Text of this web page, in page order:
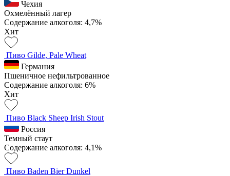
Чехия
Охмелённый лагер
Содержание алкоголя: 4,7%
Хит
Пиво Gilde, Pale Wheat
Германия
Пшеничное нефильтрованное
Содержание алкоголя: 6%
Хит
Пиво Black Sheep Irish Stout
Россия
Темный стаут
Содержание алкоголя: 4,1%
Пиво Baden Bier Dunkel